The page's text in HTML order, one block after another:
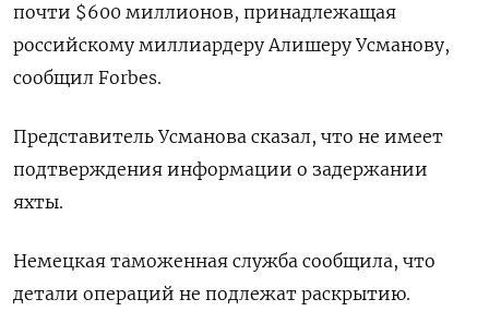
почти $600 миллионов, принадлежащая
российскому миллиардеру Алишеру Усманову,
сообщил Forbes.
Представитель Усманова сказал, что не имеет
подтверждения информации о задержании
яхты.
Немецкая таможенная служба сообщила, что
детали операций не подлежат раскрытию.